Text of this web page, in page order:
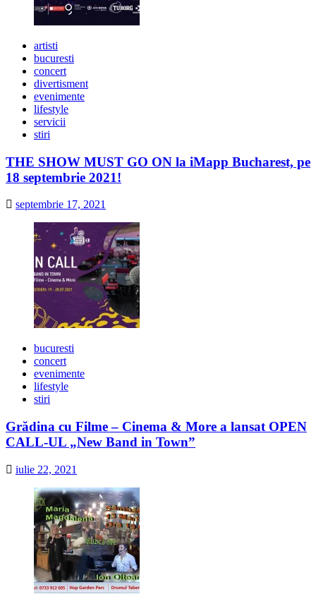
artisti
bucuresti
concert
divertisment
evenimente
lifestyle
servicii
stiri
THE SHOW MUST GO ON la iMapp Bucharest, pe
18 septembrie 2021!
septembrie 17, 2021
bucuresti
concert
evenimente
lifestyle
stiri
Grădina cu Filme – Cinema & More a lansat OPEN
CALL-UL „New Band in Town”
iulie 22, 2021